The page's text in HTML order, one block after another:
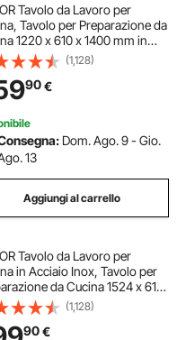
cassetti cucine
cassetti da cucina
Tavolo da Lavoro per
Tavolo per Preparazione da
1220 x 610 x 1400 mm in
Inox con Cassetti Ripiani
Piano Carico max 245
Hotel, Supermercato
(1,128)
90€
Dom. Ago. 9 - Gio.
13
Aggiungi al carrello
Tavolo da Lavoro per
in Acciaio Inox, Tavolo per
da Cucina 1524 x 610
mm con Ruote Alzatina 30
Banco Preparazione Ripiano di
Portaoggetti, Ristorante, Hotel
(1,128)
90€